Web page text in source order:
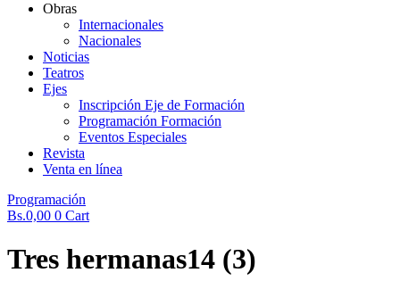
Obras
Internacionales
Nacionales
Noticias
Teatros
Ejes
Inscripción Eje de Formación
Programación Formación
Eventos Especiales
Revista
Venta en línea
Programación
Bs.0,00 0 Cart
Tres hermanas14 (3)